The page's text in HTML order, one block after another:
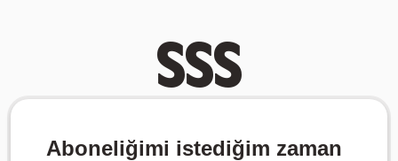
SSS
Aboneliğimi istediğim zaman